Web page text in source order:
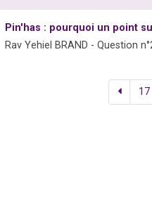
Pin'has : pourquoi un point
Rav Yehiel BRAND - Question
17